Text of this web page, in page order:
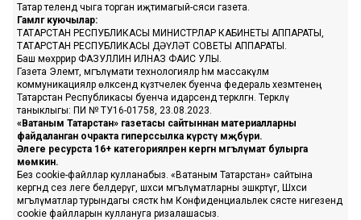
Татар телендә чыга торган иҗтимагый-сәяси газета.
Гамәлгә куючылар:
ТАТАРСТАН РЕСПУБЛИКАСЫ МИНИСТРЛАР КАБИНЕТЫ АППАРАТЫ,
ТАТАРСТАН РЕСПУБЛИКАСЫ ДӘҮЛӘТ СОВЕТЫ АППАРАТЫ.
Баш мөхәррир ФАЗУЛЛИН ИЛНАЗ ФАИС УЛЫ.
Газета Элемтә, мәгълүмати технологияләр һәм массакүләм
коммуникацияләр өлкәсендә күзәтчелек буенча федераль хезмәтенең
Татарстан Республикасы буенча идарәсендә теркәлгән. Теркәлү
таныклыгы: ПИ № ТУ16-01758, 23.08.2023.
«Ватаным Татарстан» газетасы сайтыннан материалларны
файдаланган очракта гиперссылка күрсәтү мәҗбүри.
Әлеге ресурста 16+ категорияләренә кергән мәгълүмат булырга
мөмкин.
Без cookie-файллар кулланабыз. «Ватаным Татарстан» сайтына
кергәндә сез әлеге белдерүгә, шәхси мәгълүматларны эшкәртүгә, Шәхси
мәгълүматлар турындагы сәясәткә һәм Конфиденциальлек сәясәте нигезендә
cookie файлларын куллануга ризалашасыз.